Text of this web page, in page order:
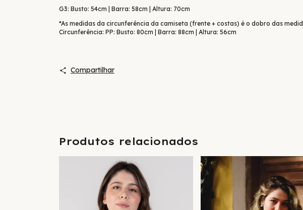
G3: Busto: 54cm | Barra: 58cm | Altura: 70cm
*As medidas da circunferência da camiseta (frente + costas) é o dobro das
Circunferência: PP: Busto: 80cm | Barra: 88cm | Altura: 56cm
Compartilhar
Produtos relacionados